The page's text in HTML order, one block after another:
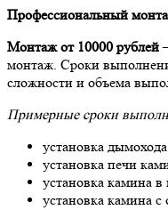
Профессиональный
Монтаж от 10000 рублей
монтаж. Сроки
сложности и объема
Примерные сроки
установка
установка печи
установка камина в
установка камина